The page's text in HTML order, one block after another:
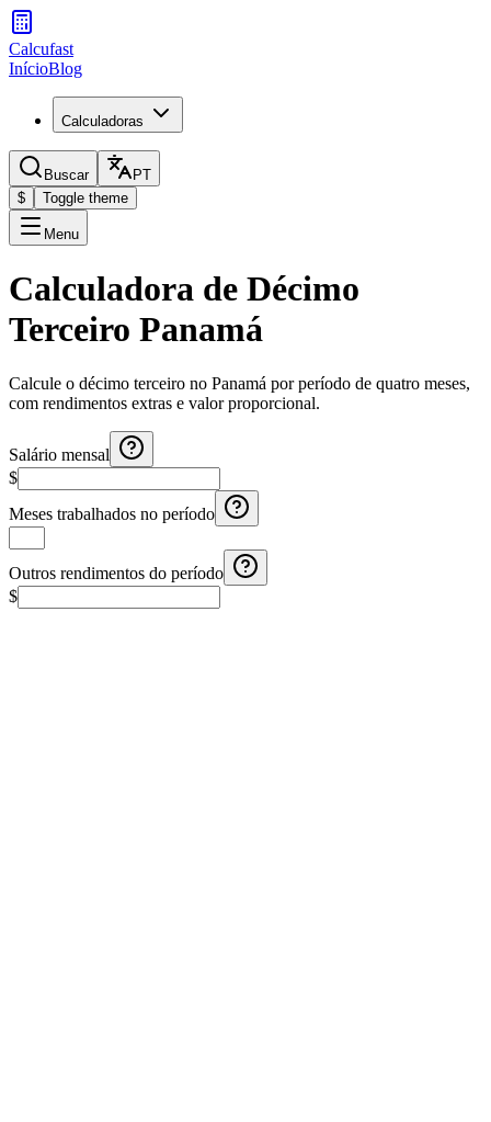
Calcufast
InícioBlog
Calculadoras
Buscar
PT
$
Toggle theme
Menu
Calculadora de Décimo
Terceiro Panamá
Calcule o décimo terceiro no Panamá por período de quatro meses,
com rendimentos extras e valor proporcional.
Salário mensal
$
Meses trabalhados no período
Outros rendimentos do período
$